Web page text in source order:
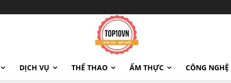
DỊCH VỤ THỂ THAO ẨM THỰC CÔNG NGHỆ